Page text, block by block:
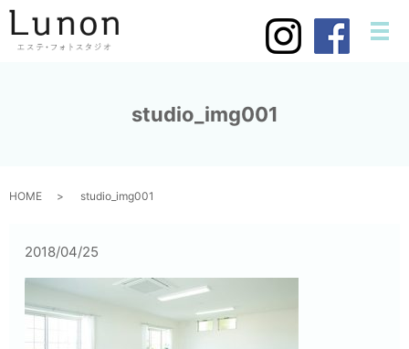
メ
studio_img001
HOME studio_img001
2018/04/25